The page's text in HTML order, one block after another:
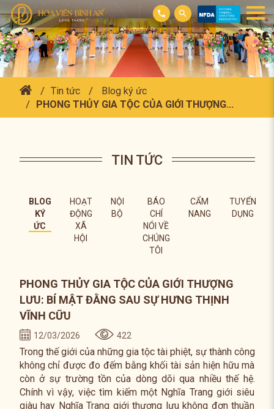
Tin tức
Blog ký ức
PHONG THỦY GIA TỘC CỦA GIỚI THƯỢNG...
TIN TỨC
BLOG
KÝ
ỨC
HOẠT
ĐỘNG
XÃ
HỘI
NỘI
BỘ
BÁO
CHÍ
NÓI VỀ
CHÚNG
TÔI
CẨM
NANG
TUYỂN
DỤNG
PHONG THỦY GIA TỘC CỦA GIỚI THƯỢNG
LƯU: BÍ MẬT ĐẰNG SAU SỰ HƯNG THỊNH
VĨNH CỮU
12/03/2026 422
Trong thế giới của những gia tộc tài phiệt, sự thành công
không chỉ được đo đếm bằng khối tài sản hiện hữu mà
còn ở sự trường tồn của dòng dõi qua nhiều thế hệ.
Chính vì vậy, việc tìm kiếm một Nghĩa Trang giới siêu
giàu hay Nghĩa Trang giới thượng lưu không đơn thuần